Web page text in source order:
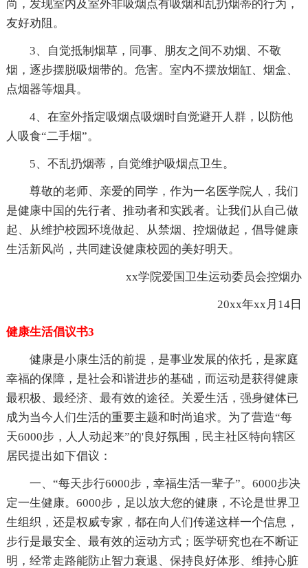
尚，发现室内及室外非吸烟点有吸烟和乱扔烟蒂的行为，
友好劝阻。
3、自觉抵制烟草，同事、朋友之间不劝烟、不敬
烟，逐步摆脱吸烟带的。危害。室内不摆放烟缸、烟盒、
点烟器等烟具。
4、在室外指定吸烟点吸烟时自觉避开人群，以防他
人吸食“二手烟”。
5、不乱扔烟蒂，自觉维护吸烟点卫生。
尊敬的老师、亲爱的同学，作为一名医学院人，我们
是健康中国的先行者、推动者和实践者。让我们从自己做
起、从维护校园环境做起、从禁烟、控烟做起，倡导健康
生活新风尚，共同建设健康校园的美好明天。
xx学院爱国卫生运动委员会控烟办
20xx年xx月14日
健康生活倡议书3
健康是小康生活的前提，是事业发展的依托，是家庭
幸福的保障，是社会和谐进步的基础，而运动是获得健康
最积极、最经济、最有效的途径。关爱生活，强身健体已
成为当今人们生活的重要主题和时尚追求。为了营造“每
天6000步，人人动起来”的'良好氛围，民主社区特向辖区
居民提出如下倡议：
一、“每天步行6000步，幸福生活一辈子”。6000步决
定一生健康。6000步，足以放大您的健康，不论是世界卫
生组织，还是权威专家，都在向人们传递这样一个信息，
步行是最安全、最有效的运动方式；医学研究也在不断证
明，经常走路能防止智力衰退、保持良好体形、维持心脏